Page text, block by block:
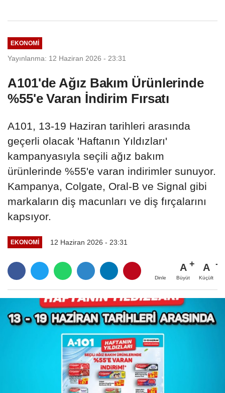
EKONOMI
Yayınlanma: 12 Haziran 2026 - 23:31
A101'de Ağız Bakım Ürünlerinde
%55'e Varan İndirim Fırsatı
A101, 13-19 Haziran tarihleri arasında
geçerli olacak 'Haftanın Yıldızları'
kampanyasıyla seçili ağız bakım
ürünlerinde %55'e varan indirimler sunuyor.
Kampanya, Colgate, Oral-B ve Signal gibi
markaların diş macunları ve diş fırçalarını
kapsıyor.
EKONOMI 12 Haziran 2026 - 23:31
Dinle
A
Büyüt
A
Küçült